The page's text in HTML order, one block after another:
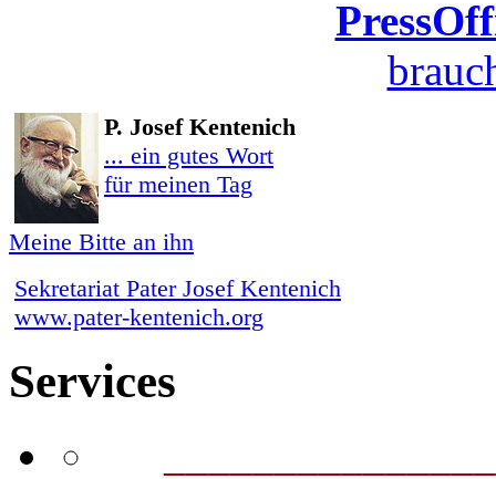
P. Josef Kentenich
... ein gutes Wort
für meinen Tag
Meine Bitte an ihn
Sekretariat Pater Josef Kentenich
www.pater-kentenich.org
Services